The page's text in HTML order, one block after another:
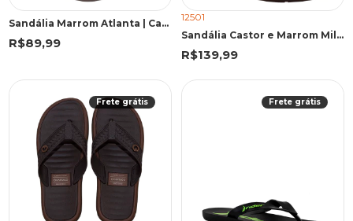
Sandália Marrom Atlanta | Cartago
R$89,99
12501
Sandália Castor e Marrom Milão Plus | Cartago
R$139,99
Frete grátis Frete grátis